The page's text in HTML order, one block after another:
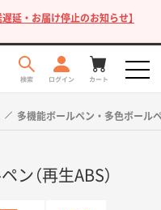
延・お届け停止のお知らせ】
多機能ボールペン・多色ボール
（再生ABS）